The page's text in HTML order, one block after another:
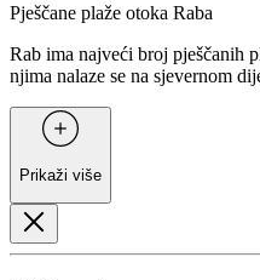
Pješčane plaže otoka Raba
Rab ima najveći broj pješčanih
njima nalaze se na sjevernom
Prikaži više